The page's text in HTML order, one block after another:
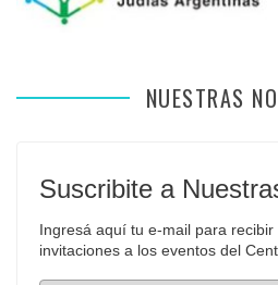
NUESTRAS
Suscribite a
Ingresá aquí tu e-mail para
invitaciones a los eventos del